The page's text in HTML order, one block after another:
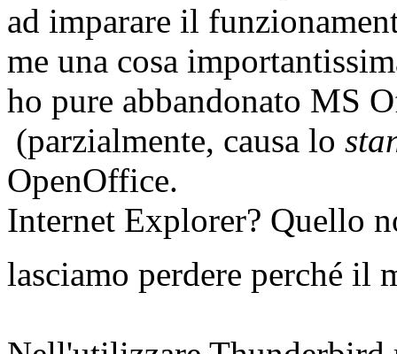
ad imparare il
me una cosa
ho pure abbandonato MS
(parzialmente, causa lo
OpenOffice.
Internet Explorer? Quello
lasciamo perdere perché